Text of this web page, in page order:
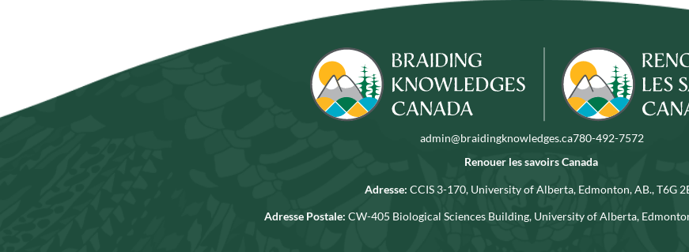
admin@braidingknowledges.ca780-492-7572
Renouer les savoirs Canada
Adresse: CCIS 3-170, University of Alberta, Edmonton, AB., T6G
Adresse Postale: CW-405 Biological Sciences Building, University of Alberta,